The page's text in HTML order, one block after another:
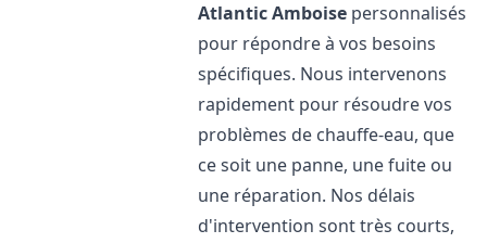
AtlanticAmboise personnalisés
pour répondre à vos besoins
spécifiques. Nous intervenons
rapidement pour résoudre vos
problèmes de chauffe-eau, que
ce soit une panne, une fuite ou
une réparation. Nos délais
d'intervention sont très courts,